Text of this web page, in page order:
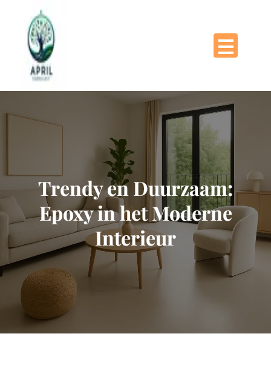
Trendy en Duurzaam:
Epoxy in het Moderne
Interieur